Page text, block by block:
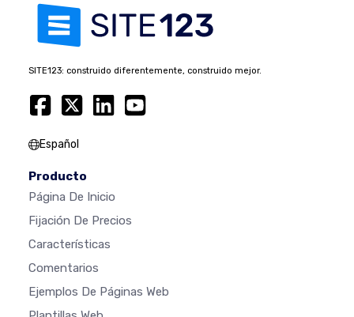
SITE123: construido diferentemente, construido mejor.
Español
Producto
Página De Inicio
Fijación De Precios
Características
Comentarios
Ejemplos De Páginas Web